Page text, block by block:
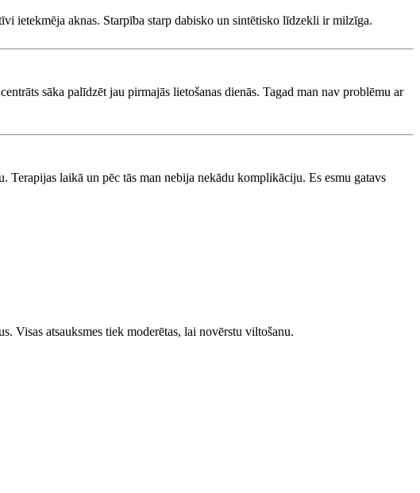
ietekmēja aknas. Starpība starp dabisko un sintētisko līdzekli ir milzīga.
sāka palīdzēt jau pirmajās lietošanas dienās. Tagad man nav problēmu ar
Terapijas laikā un pēc tās man nebija nekādu komplikāciju. Es esmu gatavs
Visas atsauksmes tiek moderētas, lai novērstu viltošanu.